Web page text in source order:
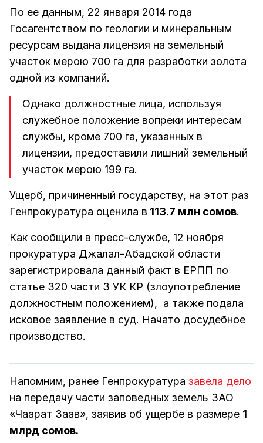
По ее данным, 22 января 2014 года
Госагентством по геологии и минеральным
ресурсам выдана лицензия на земельный
участок мерою 700 га для разработки золота
одной из компаний.
Однако должностные лица, используя
служебное положение вопреки интересам
службы, кроме 700 га, указанных в
лицензии, предоставили лишний земельный
участок мерою 199 га.
Ущерб, причиненный государству, на этот раз
Генпрокуратура оценила в 113.7 млн сомов.
Как сообщили в пресс-службе, 12 ноября
прокуратура Джалал-Абадской области
зарегистрировала данный факт в ЕРПП по
статье 320 части 3 УК КР (злоупотребление
должностным положением), а также подала
исковое заявление в суд. Начато досудебное
производство.
Напомним, ранее Генпрокуратура завела дело
на передачу части заповедных земель ЗАО
«Чаарат Заав», заявив об ущербе в размере 1
млрд сомов.